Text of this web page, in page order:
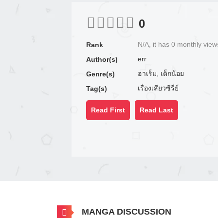
0
Rank
N/A, it has 0 monthly
Author(s)
err
Genre(s)
ฮาเร็ม, เด็กน้อย
Tag(s)
เรื่องเสียวซีรี่ย์
Read First Read Last
MANGA DISCUSSION